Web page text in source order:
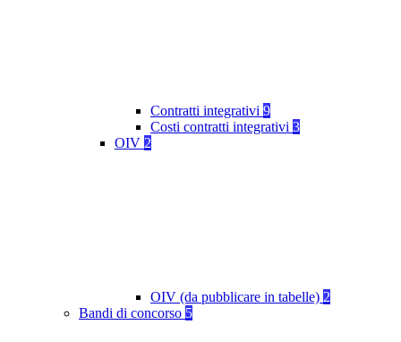
Contratti integrativi 9
Costi contratti integrativi 3
OIV 2
OIV (da pubblicare in tabelle) 2
Bandi di concorso 5